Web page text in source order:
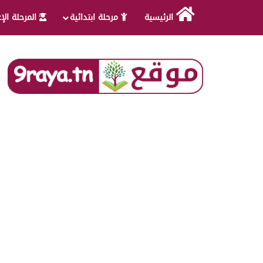
الرئيسية مرحلة ابتدائية المرحلة